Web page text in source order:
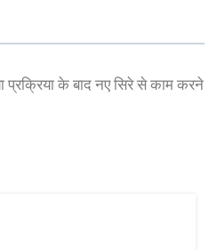
प्रक्रिया के बाद नए सिरे से काम करने